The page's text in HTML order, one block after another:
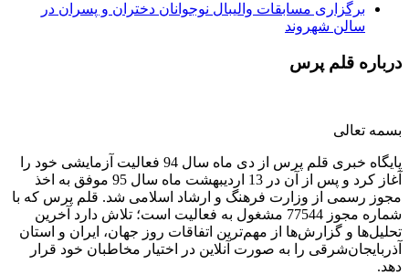
برگزاری مسابقات والیبال نوجوانان دختران و پسران در
سالن شهروند
درباره قلم پرس
بسمه تعالی
پایگاه خبری قلم پرس از دی ماه سال 94 فعالیت آزمایشی خود را
آغاز کرد و پس از آن در 13 اردیبهشت ماه سال 95 موفق به اخذ
مجوز رسمی از وزارت فرهنگ و ارشاد اسلامی شد. قلم پرس که با
شماره مجوز 77544 مشغول به فعالیت است؛ تلاش دارد آخرین
تحلیل‌ها و گزارش‌ها از مهم‌ترین اتفاقات روز جهان، ایران و استان
آذربایجان‌شرقی را به صورت آنلاین در اختیار مخاطبان خود قرار
دهد.